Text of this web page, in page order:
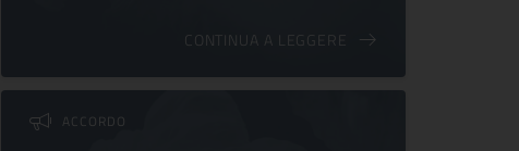
CONTINUA A LEGGERE
ACCORDO